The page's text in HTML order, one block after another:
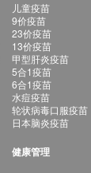
儿童疫苗
9价疫苗
23价疫苗
13价疫苗
甲型肝炎疫苗
5合1疫苗
6合1疫苗
水痘疫苗
轮状病毒口服疫苗
日本脑炎疫苗
健康管理